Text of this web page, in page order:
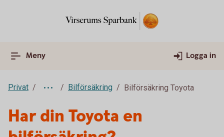
Meny Logga in
Privat Bilförsäkring Bilförsäkring Toyota
Har din Toyota en